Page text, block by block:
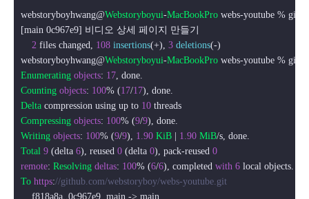
webstoryboyhwang@Webstoryboyui-MacBookPro webs-youtube % git
[main 0c967e9] 비디오 상세 페이지 만들기
2 files changed, 108 insertions(+), 3 deletions(-)
webstoryboyhwang@Webstoryboyui-MacBookPro
Enumerating objects: 17
Counting objects: 100% (17/17
Delta compression using up to 10
Compressing objects: 100% (9/9
Writing objects: 100% (9/9), 1.90 KiB 1.90 MiB
Total 9 (delta 6), reused 0 (delta 0), pack-reused 0
remote: Resolving deltas: 100% (6/6), completed with 6
To https://github.com/webstoryboy/webs-youtube.git
    f818a8a..0c967e9  main -> main